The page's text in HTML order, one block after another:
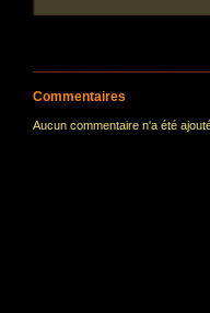
Commentaires
Aucun commentaire n'a été